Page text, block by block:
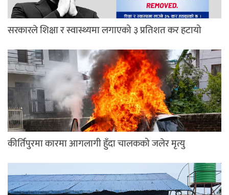
सरकारले शिक्षा र स्वास्थ्यमा लगाएको ३ प्रतिशत कर हटायो
कीर्तिपुरमा कारमा आगलागी हुँदा चालकको जलेर मृत्यु